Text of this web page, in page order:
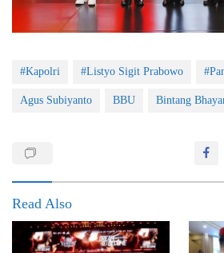
#Kapolri #Listyo Sigit Prabowo
Agus Subiyanto BBU Bintang
Read Also